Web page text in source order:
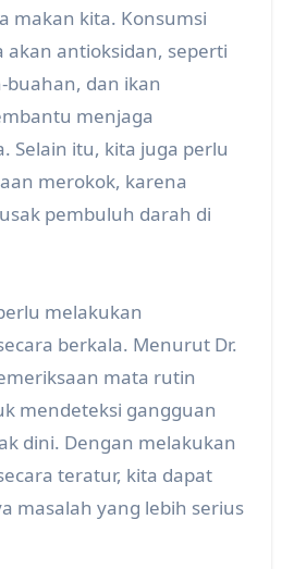
makan kita. Konsumsi
akan antioksidan, seperti
dan ikan
menjaga
Selain itu, kita juga perlu
merokok, karena
pembuluh darah di
melakukan
berkala. Menurut Dr.
mata rutin
mendeteksi gangguan
dini. Dengan melakukan
teratur, kita dapat
masalah yang lebih serius